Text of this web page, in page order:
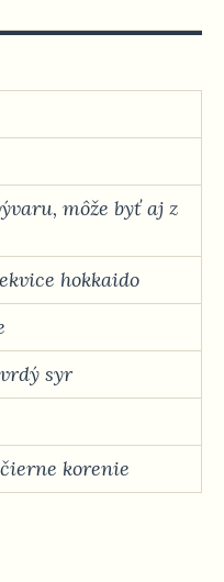
môže byť aj z
hokkaido
syr
korenie